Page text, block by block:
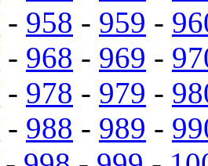
- 958 - 959 -
- 968 - 969 -
- 978 - 979 -
- 988 - 989 -